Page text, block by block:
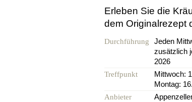
Erleben Sie die
dem Originalrezept
Durchführung
Jeden
zusätzlich
2026
Treffpunkt
Mittwoch:
Montag:
Anbieter